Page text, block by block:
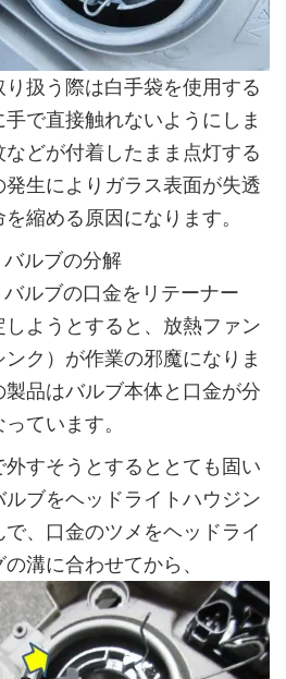
扱う際は白手袋を使用する
で直接触れないようにしま
どが付着したまま点灯する
発生によりガラス表面が失透
を縮める原因になります。
ルブの分解
ルブの口金をリテーナー
しようとすると、放熱ファン
ンク）が作業の邪魔になりま
品はバルブ本体と口金が分
ています。
外すそうとするととても固い
ブをヘッドライトハウジン
で、口金のツメをヘッドライ
の溝に合わせてから、